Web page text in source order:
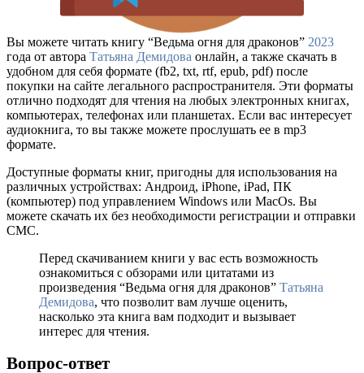
Вы можете читать книгу “Ведьма огня для драконов” 2023
года от автора Татьяна Демидова онлайн, а также скачать в
удобном для себя формате (fb2, txt, rtf, epub, pdf) после
покупки на сайте легального распространителя. Эти форматы
отлично подходят для чтения на любых электронных книгах,
компьютерах, телефонах или планшетах. Если вас интересует
аудиокнига, то вы также можете прослушать ее в mp3
формате.
Доступные форматы книг, пригодны для использования на
различных устройствах: Андроид, iPhone, iPad, ПК
(компьютер) под управлением Windows или MacOs. Вы
можете скачать их без необходимости регистрации и отправки
СМС.
Перед скачиванием книги у вас есть возможность
ознакомиться с обзорами или цитатами из
произведения “Ведьма огня для драконов” Татьяна
Демидова, что позволит вам лучше оценить,
насколько эта книга вам подходит и вызывает
интерес для чтения.
Вопрос-ответ